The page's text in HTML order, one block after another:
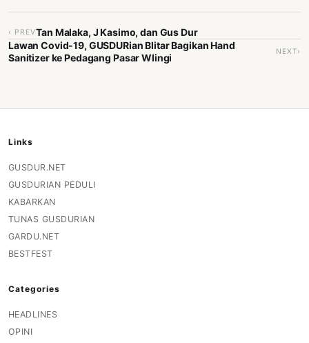
‹ PREVTan Malaka, J Kasimo, dan Gus Dur
Lawan Covid-19, GUSDURian Blitar Bagikan Hand
Sanitizer ke Pedagang Pasar Wlingi
NEXT›
Links
GUSDUR.NET
GUSDURIAN PEDULI
KABARKAN
TUNAS GUSDURIAN
GARDU.NET
BESTFEST
Categories
HEADLINES
OPINI